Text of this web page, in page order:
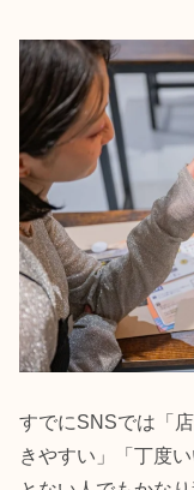
すでにSNSでは「
きやすい」「丁度